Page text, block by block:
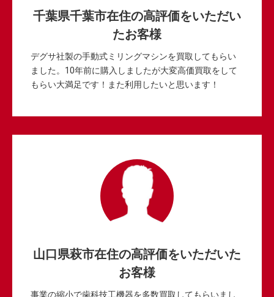
千葉県千葉市在住の高評価をいただい
たお客様
デグサ社製の手動式ミリングマシンを買取してもらい
ました。10年前に購入しましたが大変高価買取をして
もらい大満足です！また利用したいと思います！
山口県萩市在住の高評価をいただいた
お客様
事業の縮小で歯科技工機器を多数買取してもらいまし